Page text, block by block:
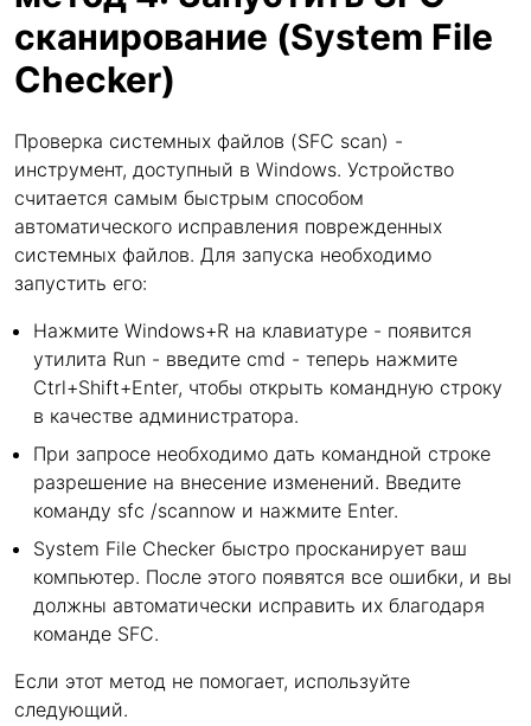
сканирование (System File
Checker)
Проверка системных файлов (SFC scan) -
инструмент, доступный в Windows. Устройство
считается самым быстрым способом
автоматического исправления поврежденных
системных файлов. Для запуска необходимо
запустить его:
Нажмите Windows+R на клавиатуре - появится
утилита Run - введите cmd - теперь нажмите
Ctrl+Shift+Enter, чтобы открыть командную строку
в качестве администратора.
При запросе необходимо дать командной строке
разрешение на внесение изменений. Введите
команду sfc /scannow и нажмите Enter.
System File Checker быстро просканирует ваш
компьютер. После этого появятся все ошибки, и вы
должны автоматически исправить их благодаря
команде SFC.
Если этот метод не помогает, используйте
следующий.